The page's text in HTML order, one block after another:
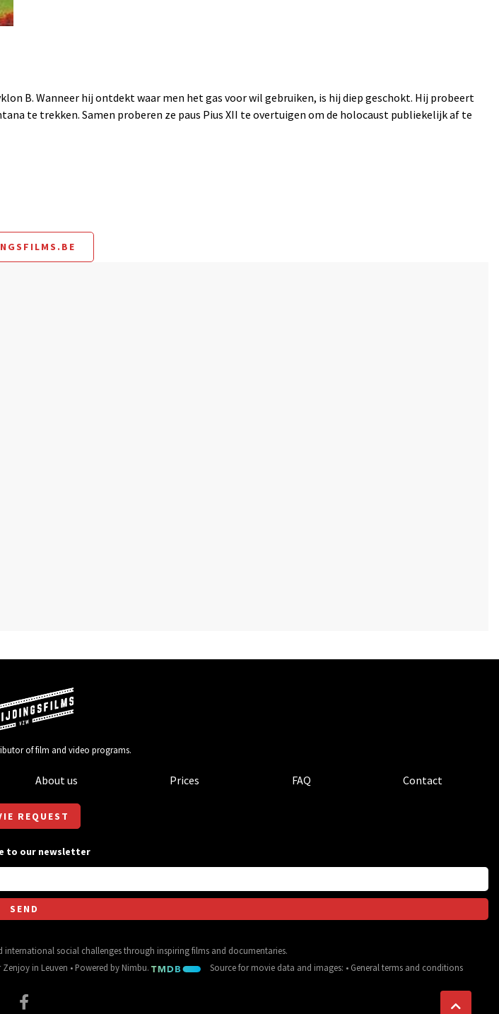
B. Wanneer hij ontdekt waar men het gas voor wil gebruiken, is hij diep geschokt. Hij probeert
te trekken. Samen proberen ze paus Pius XII te overtuigen om de holocaust publiekelijk af te
of film and video programs.
About us Prices FAQ Contact
REQUEST
to our newsletter
international social challenges through inspiring films and documentaries.
Zenjoy in Leuven • Powered by Nimbu. Source for movie data and images: • General terms and conditions